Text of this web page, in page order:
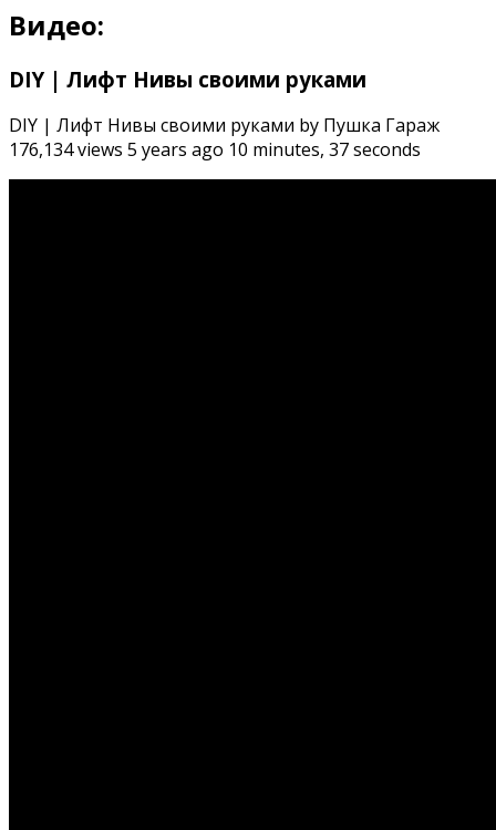
Видео:
DIY | Лифт Нивы своими руками
DIY | Лифт Нивы своими руками by Пушка Гараж
176,134 views 5 years ago 10 minutes, 37 seconds